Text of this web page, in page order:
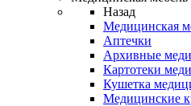
Назад
Медицинская
Аптечки
Архивные
Картотеки
Кушетка
Медицинские